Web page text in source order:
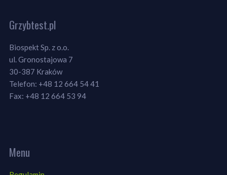
Grzybtest.pl
Biospekt Sp. z o.o.
ul. Gronostajowa 7
30-387 Kraków
Telefon: +48 12 664 54 41
Fax: +48 12 664 53 94
Menu